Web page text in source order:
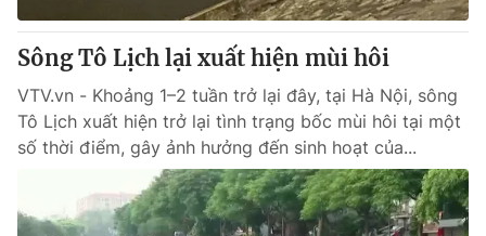
VTV4 Vươn mình bằng AI
VTV9 VTV8
Liên hệ tòa soạn English
Sông Tô Lịch lại xuất hiện mùi hôi
VTV.vn - Khoảng 1–2 tuần trở lại đây, tại Hà Nội, sông
Tô Lịch xuất hiện trở lại tình trạng bốc mùi hôi tại một
số thời điểm, gây ảnh hưởng đến sinh hoạt của...